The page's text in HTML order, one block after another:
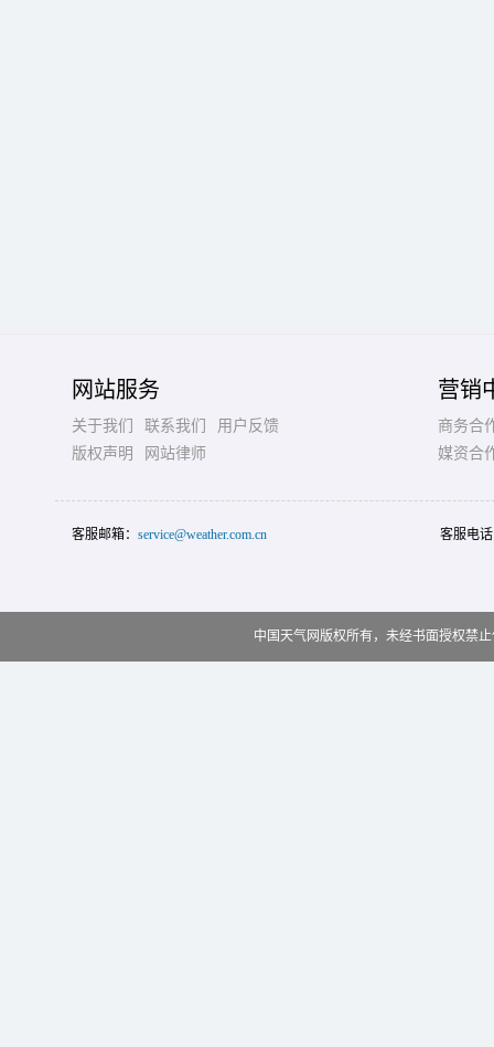
网站服务
关于我们 联系我们
用户反馈
版权声明
网站律师
营销
商务合
媒资合
客服邮箱： service@weather.com.cn 客服电
中国天气网版权所有，未经书面授权